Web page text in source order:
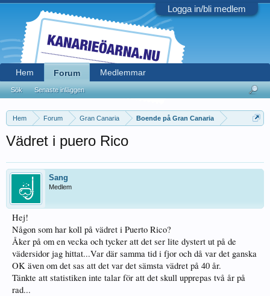
Logga in/bli medlem
Hem Forum Gran Canaria Boende på Gran Canaria
Vädret i puero Rico
Sang
Medlem
Hej!
Någon som har koll på vädret i Puerto Rico?
Åker på om en vecka och tycker att det ser lite dystert ut på de
vädersidor jag hittat...Var där samma tid i fjor och då var det ganska
OK även om det sas att det var det sämsta vädret på 40 år.
Tänkte att statistiken inte talar för att det skull upprepas två år på
rad...
Hem Forum
Sök Senaste inläggen
Medlemmar